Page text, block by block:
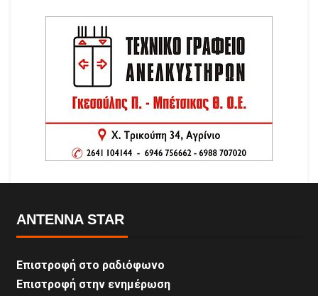
ANTENNA STAR
Επιστροφή στο ραδιόφωνο
Επιστροφή στην ενημέρωση